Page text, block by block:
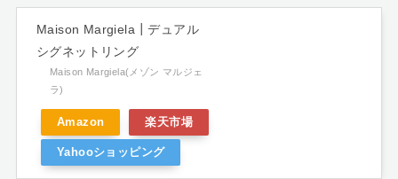
Maison Margiela┃デュアル
シグネットリング
Maison Margiela(メゾン マルジェ
ラ)
Amazon 楽天市場
Yahooショッピング